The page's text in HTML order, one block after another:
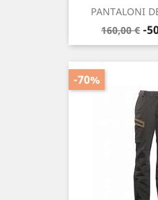
PANTALONI
Prezzo
base
160,00 € -
-70%